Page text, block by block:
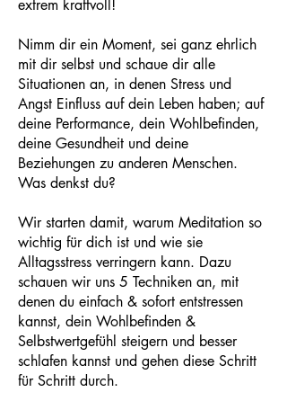
extrem kraftvoll!
Nimm dir ein Moment, sei ganz ehrlich
mit dir selbst und schaue dir alle
Situationen an, in denen Stress und
Angst Einfluss auf dein Leben haben; auf
deine Performance, dein Wohlbefinden,
deine Gesundheit und deine
Beziehungen zu anderen Menschen.
Was denkst du?
Wir starten damit, warum Meditation so
wichtig für dich ist und wie sie
Alltagsstress verringern kann. Dazu
schauen wir uns 5 Techniken an, mit
denen du einfach & sofort entstressen
kannst, dein Wohlbefinden &
Selbstwertgefühl steigern und besser
schlafen kannst und gehen diese Schritt
für Schritt durch.